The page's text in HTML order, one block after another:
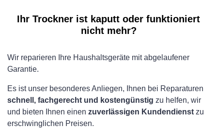
Ihr Trockner ist kaputt oder funktioniert
nicht mehr?
Wir reparieren Ihre Haushaltsgeräte mit abgelaufener
Garantie.
Es ist unser besonderes Anliegen, Ihnen bei Reparaturen
schnell, fachgerecht und kostengünstig zu helfen, wir
und bieten Ihnen einen zuverlässigen Kundendienst zu
erschwinglichen Preisen.